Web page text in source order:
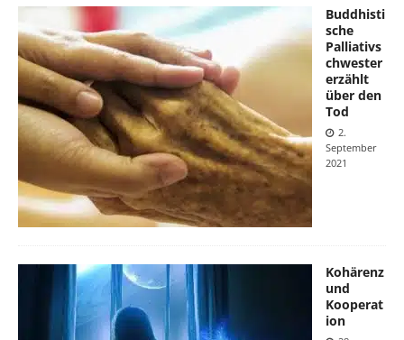
Buddhisti
sche
Palliativs
chwester
erzählt
über den
Tod
2.
September
2021
Kohärenz
und
Kooperat
ion